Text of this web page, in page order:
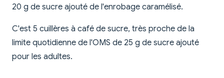
20 g de sucre ajouté de l'enrobage caramélisé.
C'est 5 cuillères à café de sucre, très proche de la
limite quotidienne de l'OMS de 25 g de sucre ajouté
pour les adultes.